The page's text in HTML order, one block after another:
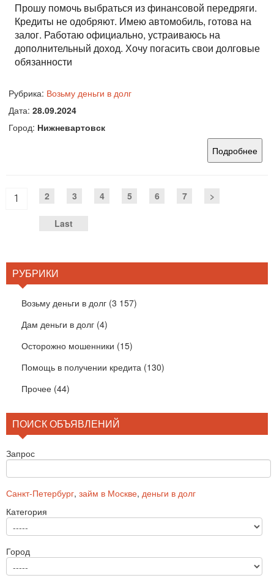
Прошу помочь выбраться из финансовой передряги.
Кредиты не одобряют. Имею автомобиль, готова на
залог. Работаю официально, устраиваюсь на
дополнительный доход. Хочу погасить свои долговые
обязанности
Рубрика: Возьму деньги в долг
Дата: 28.09.2024
Город: Нижневартовск
Подробнее
1 2 3 4 5 6 7 >
Last
РУБРИКИ
Возьму деньги в долг (3 157)
Дам деньги в долг (4)
Осторожно мошенники (15)
Помощь в получении кредита (130)
Прочее (44)
ПОИСК ОБЪЯВЛЕНИЙ
Запрос
Санкт-Петербург, займ в Москве, деньги в долг
Категория
Город